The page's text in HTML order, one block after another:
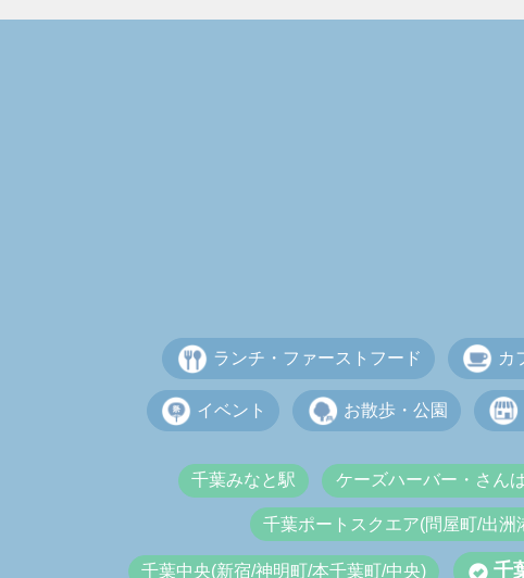
ランチ・ファーストフード カ
イベント お散歩・公園
千葉みなと駅 ケーズハーバー・さん
千葉ポートスクエア(問屋町/出洲
千葉中央(新宿/神明町/本千葉町/中央) 千